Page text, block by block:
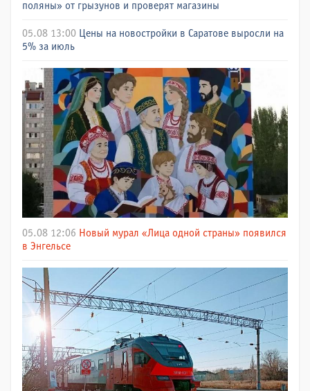
поляны» от грызунов и проверят магазины
05.08 13:00 Цены на новостройки в Саратове выросли на
5% за июль
05.08 12:06 Новый мурал «Лица одной страны» появился
в Энгельсе